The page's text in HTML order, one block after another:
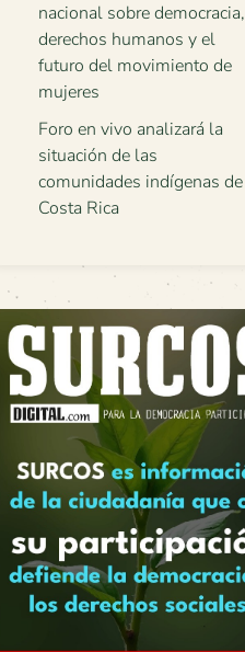
nacional sobre democracia,
derechos humanos y el
futuro del movimiento de
mujeres
Foro en vivo analizará la
situación de las
comunidades indígenas de
Costa Rica